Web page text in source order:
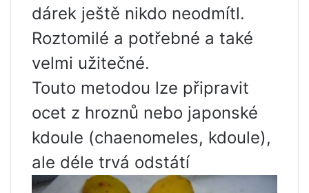
dárek ještě nikdo neodmítl.
Roztomilé a potřebné a také
velmi užitečné.
Touto metodou lze připravit
ocet z hroznů nebo japonské
kdoule (chaenomeles, kdoule),
ale déle trvá odstátí